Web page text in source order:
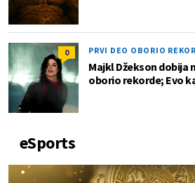
0 PRVI DEO OBORIO
Majkl Džekson dobija
oborio rekorde; Evo
eSports